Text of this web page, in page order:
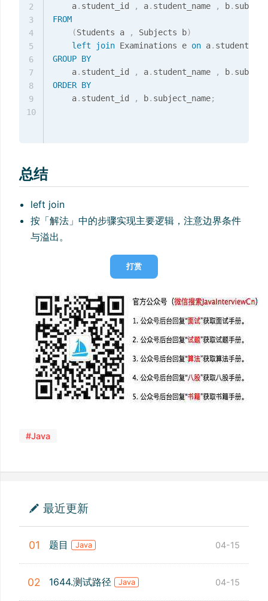
    a
. student_id , a. student_name , b.
FROM
(Students a , Subjects b)
left
join Examinations e on a. student_id
GROUP BY
    a
. student_id , a. student_name , b.
ORDER BY
    a
. student_id , b. subject_name;
2
3
4
5
6
7
8
9
10
总结
left join
按「解法」中的步骤实现主要逻辑，注意边界条件
与溢出。
打赏
#Java
最近更新
01 题目 Java 04-15
02 1644.测试路径 Java 04-15